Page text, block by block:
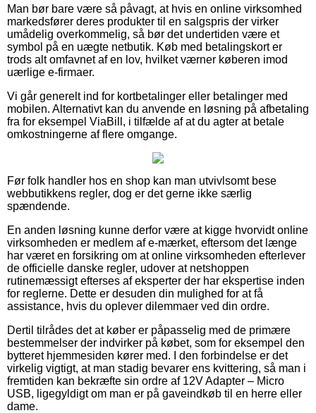
Man bør bare være så påvagt, at hvis en online virksomhed
markedsfører deres produkter til en salgspris der virker
umådelig overkommelig, så bør det undertiden være et
symbol på en uægte netbutik. Køb med betalingskort er
trods alt omfavnet af en lov, hvilket værner køberen imod
uærlige e-firmaer.
Vi går generelt ind for kortbetalinger eller betalinger med
mobilen. Alternativt kan du anvende en løsning på afbetaling
fra for eksempel ViaBill, i tilfælde af at du agter at betale
omkostningerne af flere omgange.
Før folk handler hos en shop kan man utvivlsomt bese
webbutikkens regler, dog er det gerne ikke særlig
spændende.
En anden løsning kunne derfor være at kigge hvorvidt online
virksomheden er medlem af e-mærket, eftersom det længe
har været en forsikring om at online virksomheden efterlever
de officielle danske regler, udover at netshoppen
rutinemæssigt efterses af eksperter der har ekspertise inden
for reglerne. Dette er desuden din mulighed for at få
assistance, hvis du oplever dilemmaer ved din ordre.
Dertil tilrådes det at køber er påpasselig med de primære
bestemmelser der indvirker på købet, som for eksempel den
bytteret hjemmesiden kører med. I den forbindelse er det
virkelig vigtigt, at man stadig bevarer ens kvittering, så man i
fremtiden kan bekræfte sin ordre af 12V Adapter – Micro
USB, ligegyldigt om man er på gaveindkøb til en herre eller
dame.